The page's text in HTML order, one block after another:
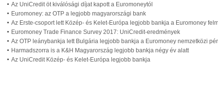
Az UniCredit öt kiválósági díjat kapott a Euromoneytól
Euromoney: az OTP a legjobb magyarországi bank
Az Erste-csoport lett Közép- és Kelet-Európa legjobb bankja a Euromoney
Euromoney Trade Finance Survey 2017: UniCredit-eredmények
Az OTP leánybankja lett Bulgária legjobb bankja a Euromoney nemzetközi
Harmadszorra is a K&H Magyarország legjobb bankja négy év alatt
Az UniCredit Közép- és Kelet-Európa legjobb bankja